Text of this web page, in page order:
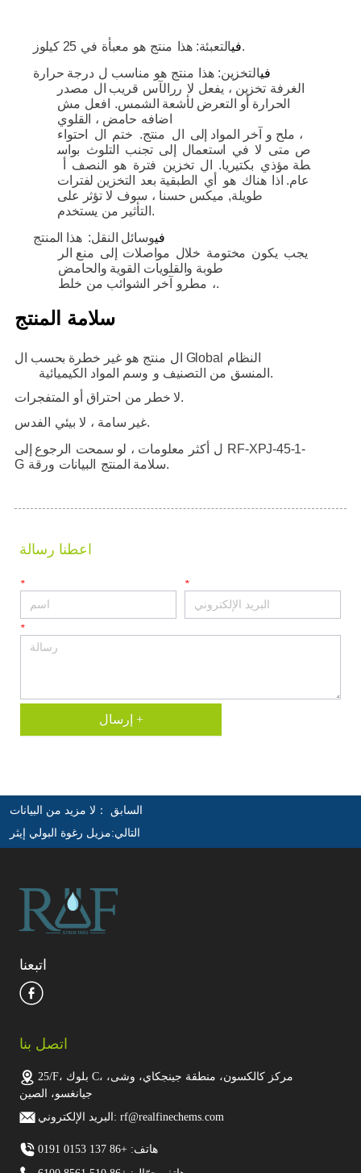
اعطنا رسالة
* *
*
إرسال +
السابق ： لا مزيد من البيانات
التالي:مزيل رغوة البولي إيثر
اتبعنا
اتصل بنا
25/F، بلوك C، مركز كالكسون، منطقة جينجكاي، وشى،
جيانغسو، الصين
البريد الإلكتروني: rf@realfinechems.com
هاتف: +86 137 0153 0191